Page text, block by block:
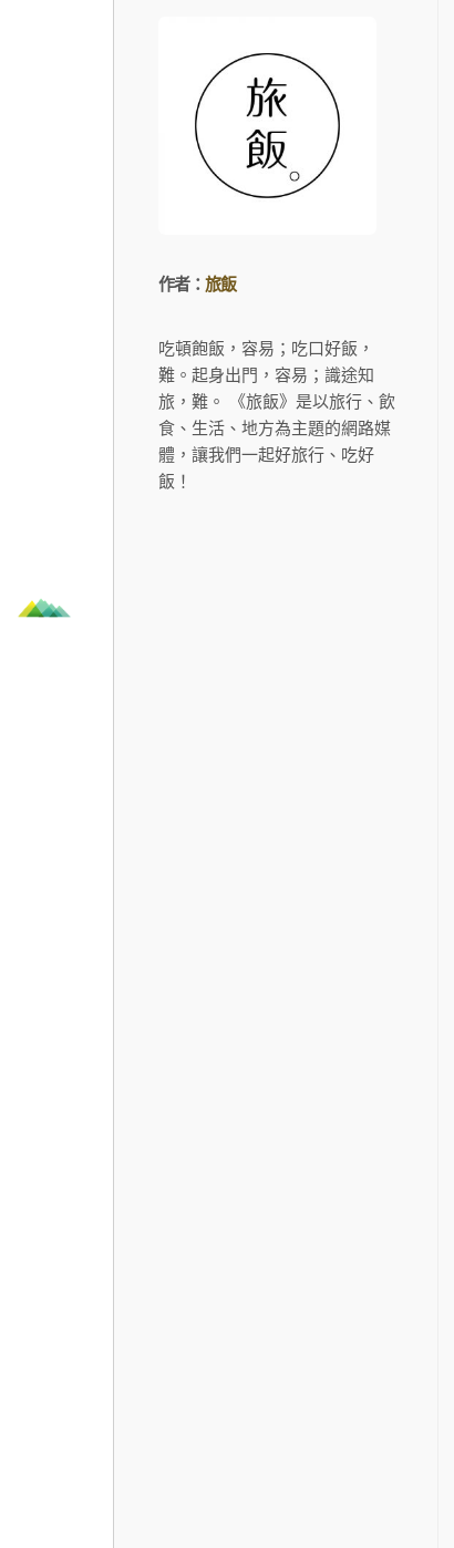
作者： 旅飯
吃頓飽飯，容易；吃口好飯，
難。起身出門，容易；識途知
旅，難。 《旅飯》是以旅行、飲
食、生活、地方為主題的網路媒
體，讓我們一起好旅行、吃好
飯！